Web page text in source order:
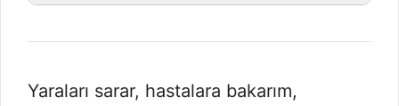
Yaraları sarar, hastalara bakarım,